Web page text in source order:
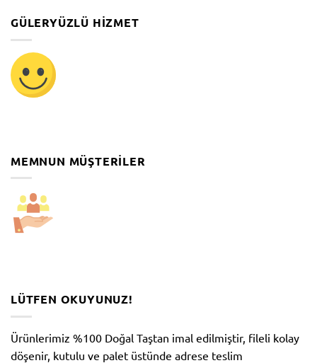
GÜLERYÜZLÜ HIZMET
MEMNUN MÜŞTERILER
LÜTFEN OKUYUNUZ!
Ürünlerimiz %100 Doğal Taştan imal edilmiştir, fileli kolay
döşenir, kutulu ve palet üstünde adrese teslim